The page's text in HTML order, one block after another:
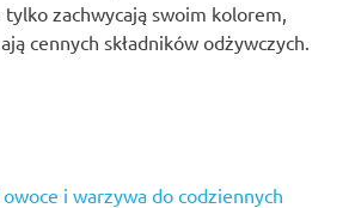
zachwycają swoim kolorem,
cennych składników odżywczych.
owoce i warzywa do codziennych